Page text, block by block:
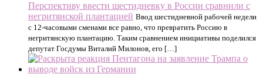
Перспективу ввести шестидневку в России сравнили с
негритянской плантацией Ввод шестидневной рабочей недели
с 12-часовыми сменами все равно, что превратить Россию в
негритянскую плантацию. Таким сравнением инициативы поделился
депутат Госдумы Виталий Милонов, его […]